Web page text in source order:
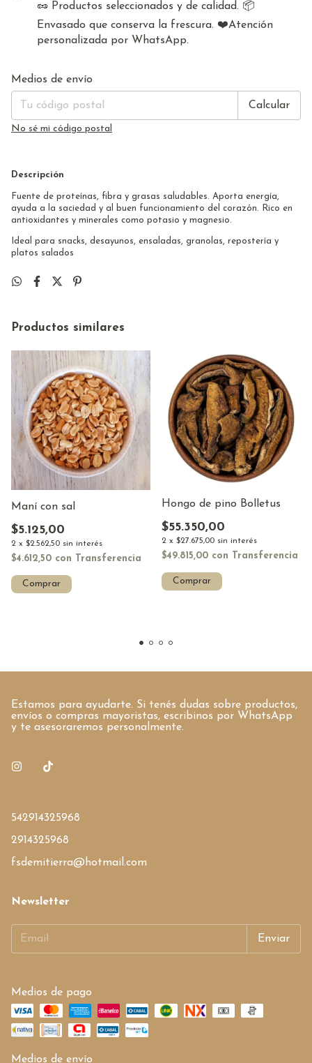
🥜 Productos seleccionados y de calidad. 📦
Envasado que conserva la frescura. ❤️Atención
personalizada por WhatsApp.
Entregas para el CP:
Medios de envío
Calcular
No sé mi código postal
Descripción
Fuente de proteínas, fibra y grasas saludables. Aporta energía,
ayuda a la saciedad y al buen funcionamiento del corazón. Rico en
antioxidantes y minerales como potasio y magnesio.
Ideal para snacks, desayunos, ensaladas, granolas, repostería y
platos salados
Productos similares
Maní con sal
$5.125,00
2 x $2.562,50 sin interés
$4.612,50 con Transferencia
Comprar
Hongo de pino Bolletus
$55.350,00
2 x $27.675,00 sin interés
$49.815,00 con Transferencia
Comprar
Estamos para ayudarte. Si tenés dudas sobre productos,
envíos o compras mayoristas, escribinos por WhatsApp
y te asesoraremos personalmente.
542914325968
2914325968
fsdemitierra@hotmail.com
Newsletter
Medios de pago
Medios de envío